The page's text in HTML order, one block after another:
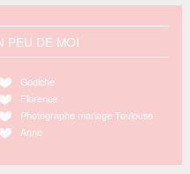
PEU DE MOI
Godiche
Florence
Photographe mariage Toulouse
Anne